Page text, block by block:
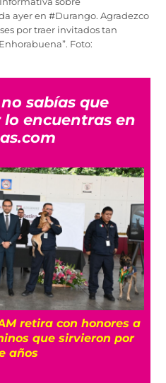
ayer en #Durango. Agradezco
por traer invitados tan
Foto:
sabías que
lo encuentras en
retira con honores a
que sirvieron por
años